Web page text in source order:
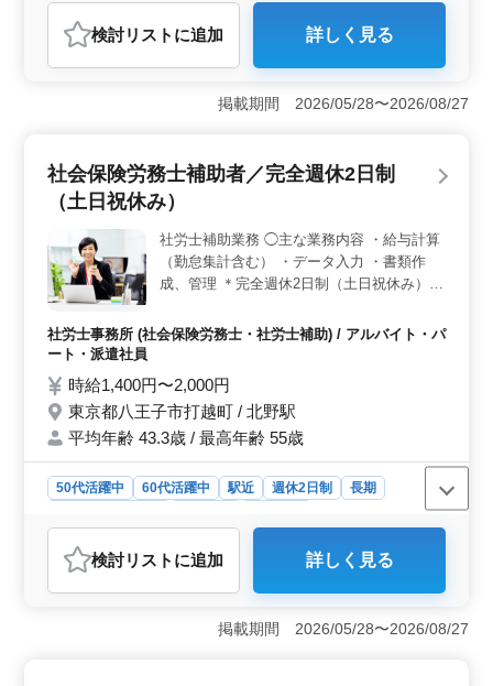
社労士事務所
おすすめポイント
＜働きやすい勤務環境＞ 完全週休2日制（土日祝休み）
のため、プライベートとの両立を図りやすい環境です。
基本的に残業もなく、週3日から無理なく働ける勤務体制
助、給与計算補助などを担当します。これまで培った人
事労務の知識や事務経験を活かしながら、幅広い業務に
は東別院駅から徒歩圏内にあり、通勤時の負担を抑えら
れます。交通費支給に加え、賞与や社会保険完備など福
利厚生も整っており、安心して長く働ける環境です。
検討リスト に追加 詳しく見る
掲載期間 2026/05/28〜2026/08/27
社会保険労務士補助者／完全週休2日制
（土日祝休み）
社労士補助業務 ◯主な業務内容 ・給与計算
（勤怠集計含む） ・データ入力 ・書類作
成、管理 ＊完全週休2日制（土日祝休み）
します。 ぜひ社労士事務所経験を活かして
社労士事務所 (社会保険労務士・社労士補助) / アルバイト・パ
ート・派遣社員
時給1,400円〜2,000円
東京都八王子市打越町 / 北野駅
平均年齢 43.3歳 / 最高年齢 55歳
50代活躍中 60代活躍中 駅近 週休2日制
長期
社労士事務所
おすすめポイント
＜働きやすい勤務環境＞ 完全週休2日制（土日祝休み）
のため、プライベートとの両立を図りながら働ける環境
です。基本的に残業もなく、無理のないペースで長く働
検討リスト に追加 詳しく見る
掲載期間 2026/05/28〜2026/08/27